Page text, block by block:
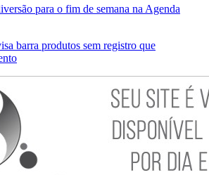
para o fim de semana na Agenda
barra produtos sem registro que